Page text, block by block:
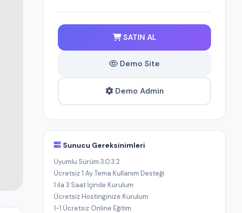
SATIN AL
Demo Site
Demo Admin
Sunucu Gereksinimleri
Uyumlu Sürüm:3.0.3.2
Ücretsiz 1 Ay Tema Kullanım Desteği
1 ila 3 Saat İçinde Kurulum
Ücretsiz Hostinginize Kurulum
1-1 Ücretsiz Online Eğitim